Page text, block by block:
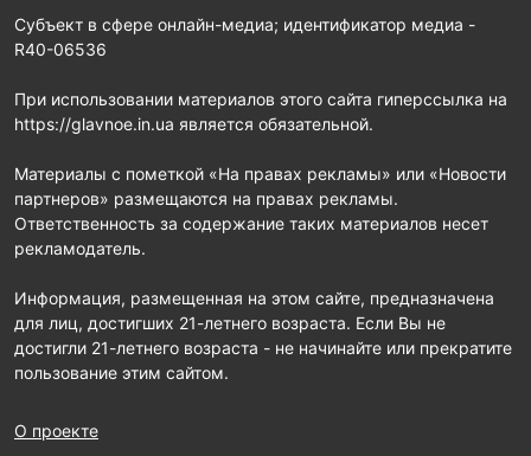
Субъект в сфере онлайн-медиа; идентификатор медиа -
R40-06536
При использовании материалов этого сайта гиперссылка на
https://glavnoe.in.ua является обязательной.
Материалы с пометкой «На правах рекламы» или «Новости
партнеров» размещаются на правах рекламы.
Ответственность за содержание таких материалов несет
рекламодатель.
Информация, размещенная на этом сайте, предназначена
для лиц, достигших 21-летнего возраста. Если Вы не
достигли 21-летнего возраста - не начинайте или прекратите
пользование этим сайтом.
О проекте